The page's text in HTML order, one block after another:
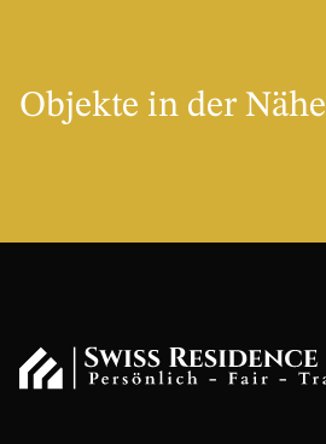
Objekte in der Nähe